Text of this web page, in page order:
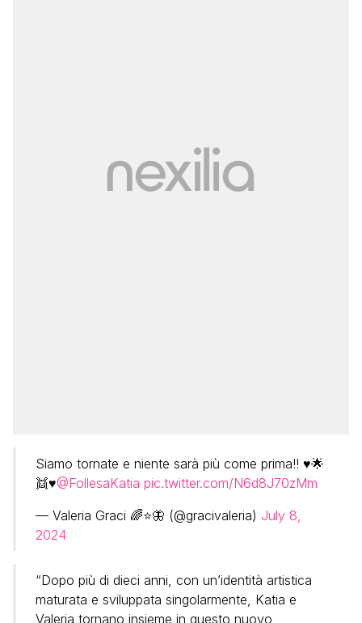
Siamo tornate e niente sarà più come prima!! ♥️🌟
👯♥️@FollesaKatia pic.twitter.com/N6d8J70zMm
— Valeria Graci 🌈⭐️🦋 (@gracivaleria) July 8,
2024
“Dopo più di dieci anni, con un’identità artistica
maturata e sviluppata singolarmente, Katia e
Valeria tornano insieme in questo nuovo